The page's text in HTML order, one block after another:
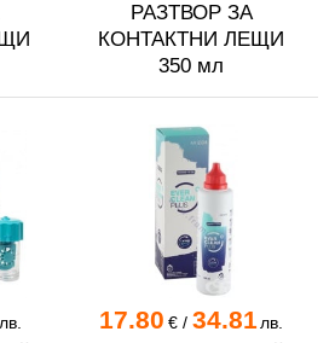
РАЗТВОР ЗА
КОНТАКТНИ ЛЕЩИ
350 мл
лв. 17.80 €/ 34.81лв.